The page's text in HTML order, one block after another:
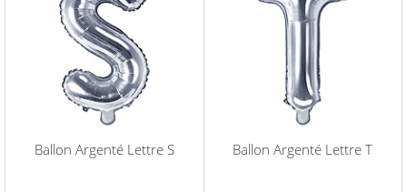
Ballon Argenté Lettre S Ballon Argenté Lettre T